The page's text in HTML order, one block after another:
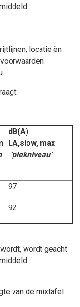
locatie èn
dB(A)
LA,slow, max
‘piekniveau’
97
92
wordt geacht
van de mixtafel